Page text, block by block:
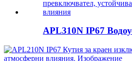
APL310N IP67